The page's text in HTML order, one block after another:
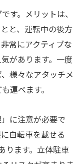
す。メリットは、
と、運転中の後方
常にアクティブな
があります。一度
様々なアタッチメ
運べます。
に注意が必要で
自転車を載せる
ります。立体駐車